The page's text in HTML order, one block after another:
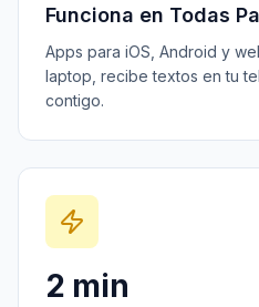
Funciona en Todas
Apps para iOS, Android y
laptop, recibe textos en tu
contigo.
2 min